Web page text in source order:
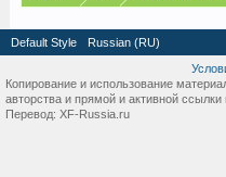
Default Style Russian (RU)
Копирование и использование
авторства и прямой и активной
Перевод: XF-Russia.ru